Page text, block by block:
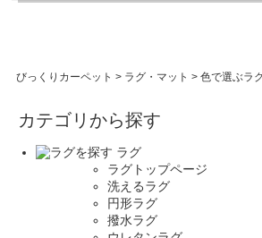
びっくりカーペット > ラグ・マット > 色で選ぶラ
カテゴリから探す
ラグ
ラグトップページ
洗えるラグ
円形ラグ
撥水ラグ